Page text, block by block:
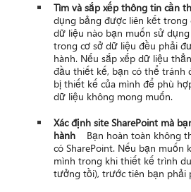
Tìm và sắp xếp thông tin cần
dụng bảng được liên kết trong
dữ liệu nào bạn muốn sử
trong cơ sở dữ liệu đều phải
hành. Nếu sắp xếp dữ liệu
đầu thiết kế, bạn có thể tránh
bị thiết kế của mình để phù
dữ liệu không mong muốn.
Xác định site SharePoint mà
hành Bạn hoàn toàn không
có SharePoint. Nếu bạn muốn
mình trong khi thiết kế trình
tưởng tồi), trước tiên bạn phải